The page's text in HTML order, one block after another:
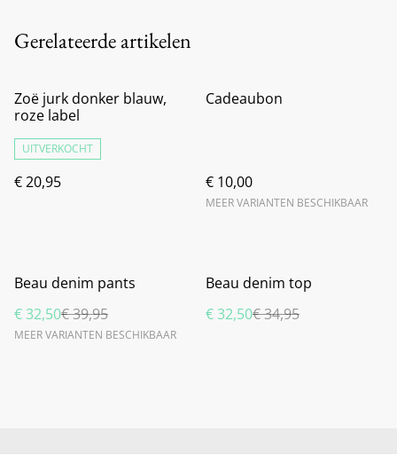
Gerelateerde artikelen
Zoë jurk donker blauw,
roze label
UITVERKOCHT
€ 20,95
Cadeaubon
€ 10,00
MEER VARIANTEN BESCHIKBAAR
%
Beau denim pants
€ 32,50€ 39,95
MEER VARIANTEN BESCHIKBAAR
%
Beau denim top
€ 32,50€ 34,95